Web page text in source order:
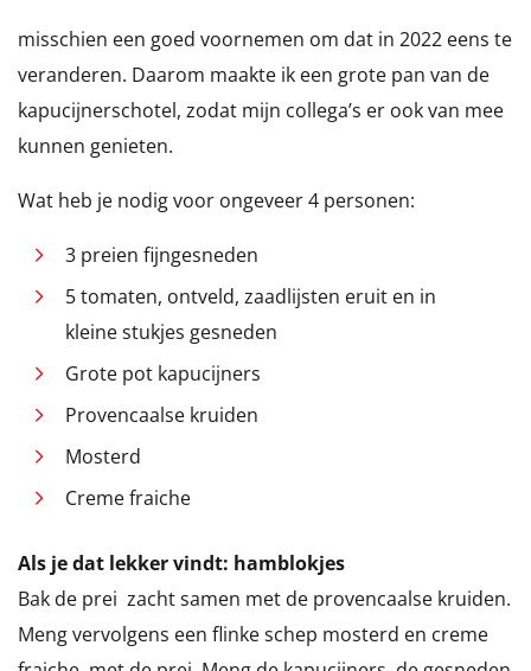
misschien een goed voornemen om dat in 2022 eens te
veranderen. Daarom maakte ik een grote pan van de
kapucijnerschotel, zodat mijn collega’s er ook van mee
kunnen genieten.
Wat heb je nodig voor ongeveer 4 personen:
3 preien fijngesneden
5 tomaten, ontveld, zaadlijsten eruit en in
kleine stukjes gesneden
Grote pot kapucijners
Provencaalse kruiden
Mosterd
Creme fraiche
Als je dat lekker vindt: hamblokjes
Bak de prei zacht samen met de provencaalse kruiden.
Meng vervolgens een flinke schep mosterd en creme